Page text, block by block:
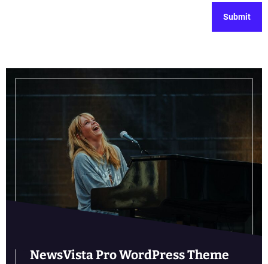
NewsVista Pro WordPress Theme